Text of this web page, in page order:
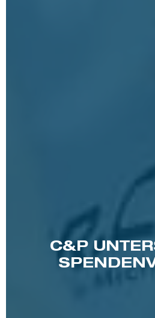
C&P